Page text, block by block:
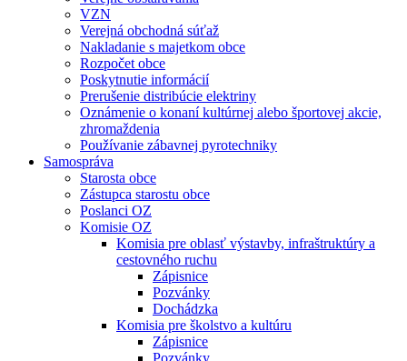
VZN
Verejná obchodná súťaž
Nakladanie s majetkom obce
Rozpočet obce
Poskytnutie informácií
Prerušenie distribúcie elektriny
Oznámenie o konaní kultúrnej alebo športovej akcie,
zhromaždenia
Používanie zábavnej pyrotechniky
Samospráva
Starosta obce
Zástupca starostu obce
Poslanci OZ
Komisie OZ
Komisia pre oblasť výstavby, infraštruktúry a
cestovného ruchu
Zápisnice
Pozvánky
Dochádzka
Komisia pre školstvo a kultúru
Zápisnice
Pozvánky